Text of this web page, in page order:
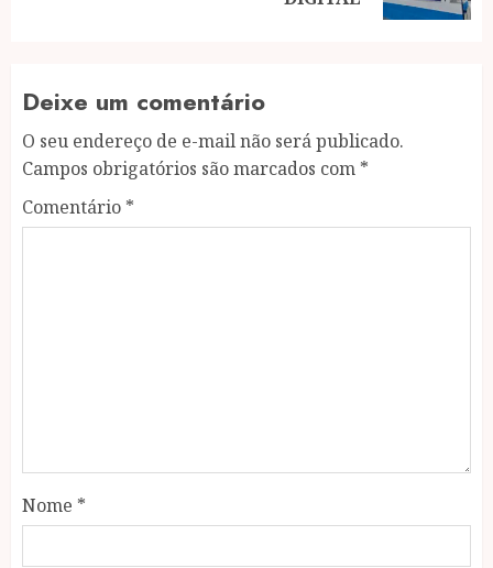
Deixe um comentário
O seu endereço de e-mail não será publicado.
Campos obrigatórios são marcados com *
Comentário *
Nome *